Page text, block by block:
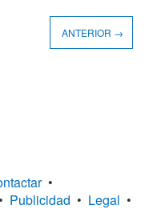
ANTERIOR →
•
• Publicidad • Legal •